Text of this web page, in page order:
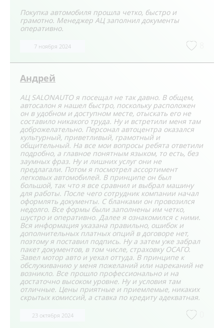
Покупка автомобиля прошла четко, быстро и
грамотно. Менеджер АЦ заполнил документы
оперативно.
7 ноября 2024
Андрей
АЦ SALONAUTO я посещал не так давно. В общем,
автосалон я нашел быстро, поскольку расположен
он в удобном и доступном месте, отыскать его не
составило никакого труда. Ну и встретили меня там
доброжелательно. Персонал автоцентра оказался
культурный, приветливый, грамотный и
общительный. На все мои вопросы ребята ответили
подробно, а главное понятным языком, то есть, без
заумных фраз. Ну и лишних услуг они не
предлагали. Потом я посмотрел ассортимент
легковых автомобилей. В принципе он был
большой, так что я все сравнил и выбрал машину
для работы. После чего сотрудник компании начал
оформлять документы. С бланками он провозился
недолго. Все формы были заполнены им четко,
шустро и оперативно. Далее я ознакомился с ними.
Вся информация указана правильно, ошибок и
дополнительных платных опций в договоре нет,
поэтому я поставил подпись. Ну а затем уже забрал
пакет документов, в том числе, страховку ОСАГО.
Завел мотор авто и уехал оттуда. В принципе к
обслуживанию у меня пожеланий или нареканий не
возникло. Все прошло профессионально и на
достаточно высоком уровне. Ну и условия там
отличные. Цены приятные и приемлемые, никаких
скрытых комиссий, а ставка по кредиту адекватная.
23 октября 2024